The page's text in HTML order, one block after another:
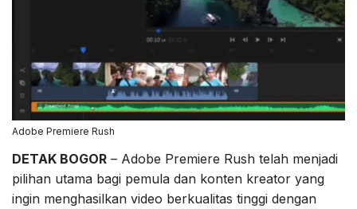
Adobe Premiere Rush
DETAK BOGOR – Adobe Premiere Rush telah menjadi
pilihan utama bagi pemula dan konten kreator yang
ingin menghasilkan video berkualitas tinggi dengan